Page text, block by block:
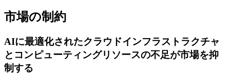
市場の制約
AIに最適化されたクラウドインフラストラクチャ
とコンピューティングリソースの不足が市場を抑
制する